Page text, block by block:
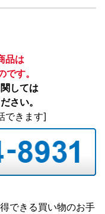
品は
す。
しては
さい。
できます]
できる買い物のお手